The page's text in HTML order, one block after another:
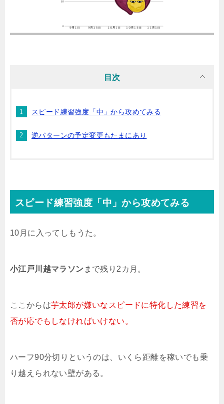
目次
スピード練習強度「中」から攻めてみる
逆パターンの予定変更もたまにあり
スピード練習強度「中」から攻めてみる
10月に入ってしもうた。
小江戸川越マラソン まで残り2カ月。
ここからは芋太郎が嫌いなスピードに特化した練習を
否が応でもしなければいけない。
ハーフ90分切りというのは、いくら距離を稼いでも乗
り越えられない壁がある。